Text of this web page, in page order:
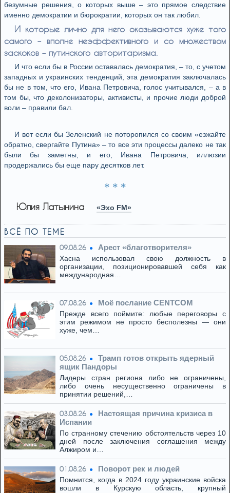
безумные решения, о которых выше – это прямое следствие
именно демократии и бюрократии, которых он так любил.
И которые лично для него оказываются хуже того
самого – вполне неэффективного и со множеством
заскоков – путинского авторитаризма.
И что если бы в России оставалась демократия, – то, с учетом
западных и украинских тенденций, эта демократия заключалась
бы не в том, что его, Ивана Петровича, голос учитывался, – а в
том бы, что деколонизаторы, активисты, и прочие люди доброй
воли – правили бал.
И вот если бы Зеленский не поторопился со своим «езжайте
обратно, свергайте Путина» – то все эти процессы далеко не так
были бы заметны, и его, Ивана Петровича, иллюзии
продержались бы еще пару десятков лет.
* * *
Юлия Латынина «Эхо FM»
ВСЁ ПО ТЕМЕ
09.08.26 Арест «благотворителя»
Хасна использовал свою должность в
организации, позиционировавшей себя как
международная…
07.08.26 Моё послание CENTCOM
Прежде всего поймите: любые переговоры с
этим режимом не просто бесполезны — они
хуже, чем…
05.08.26
Трамп готов открыть ядерный
ящик Пандоры
Лидеры стран региона либо не ограничены,
либо очень несущественно ограничены в
принятии решений,…
03.08.26
Настоящая причина кризиса в
Испании
По странному стечению обстоятельств через 10
дней после заключения соглашения между
Алжиром и…
01.08.26 Поворот рек и людей
Помнится, когда в 2024 году украинские войска
вошли в Курскую область, крупный